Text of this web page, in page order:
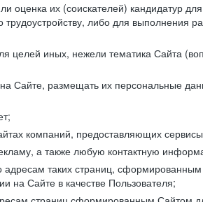
их (соискателей) кандидатур
либо для выполнения
целей иных, нежели тематика Сайта
Сайте, размещать их персональные
компаний, предоставляющих
а также любую контактную
таких страниц,
на Сайте в качестве Пользователя;